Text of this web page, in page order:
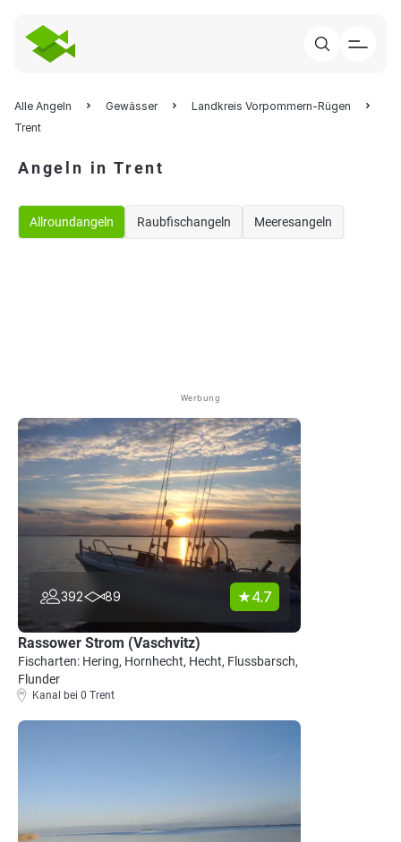
Alle Angeln Gewässer
Landkreis Vorpommern-Rügen
Trent
Angeln in Trent
Allroundangeln Raubfischangeln Meeresangeln
Werbung
392 89 4.7
Rassower Strom (Vaschvitz)
Fischarten: Hering, Hornhecht, Hecht, Flussbarsch,
Flunder
Kanal bei 0 Trent